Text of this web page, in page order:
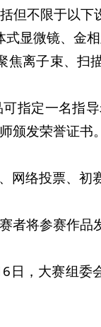
但不限于以下
式显微镜、金
焦离子束、
指定一名指
颁发荣誉证书。
网络投票、初
者将参赛作品
日，大赛组委